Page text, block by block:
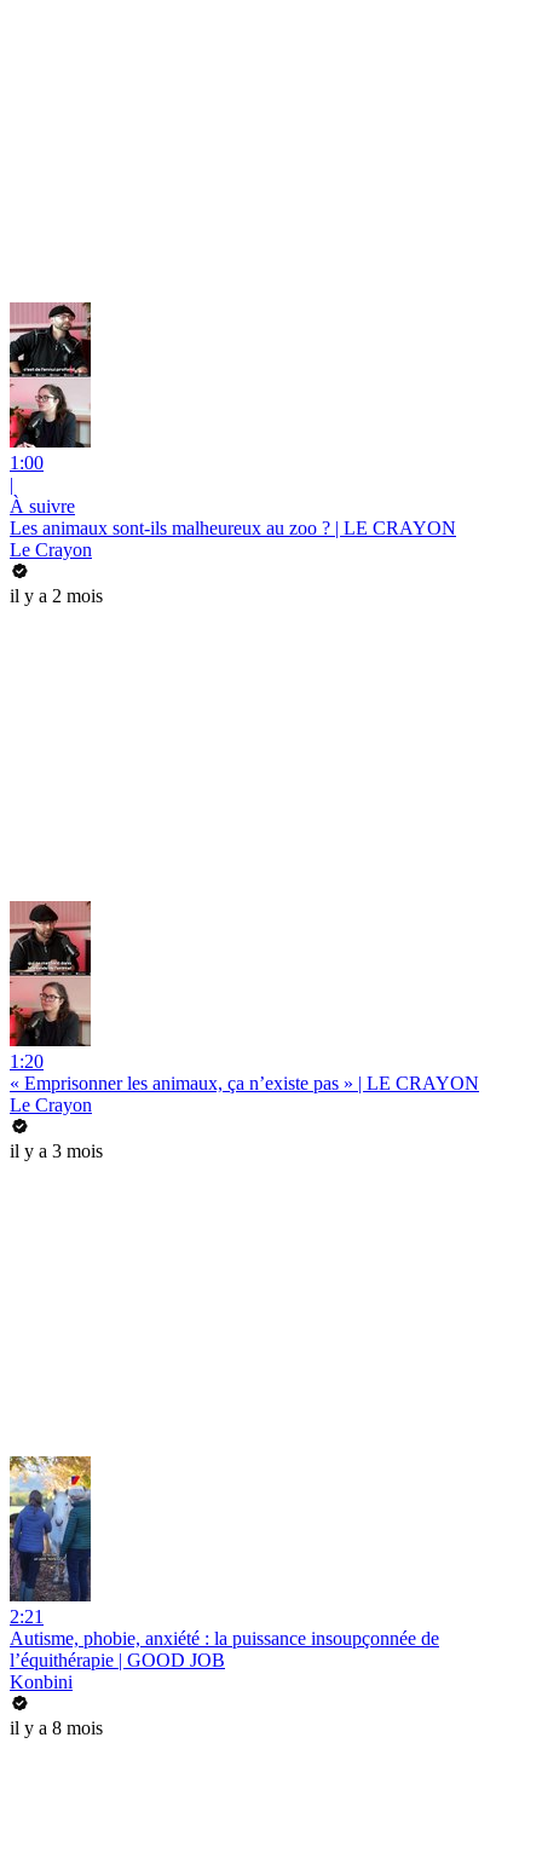
1:00
|
À suivre
Les animaux sont-ils malheureux au zoo ? | LE CRAYON
Le Crayon
il y a 2 mois
1:20
« Emprisonner les animaux, ça n’existe pas » | LE CRAYON
Le Crayon
il y a 3 mois
2:21
Autisme, phobie, anxiété : la puissance insoupçonnée de
l’équithérapie | GOOD JOB
Konbini
il y a 8 mois